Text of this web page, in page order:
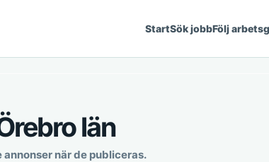
StartSök jobbFölj
län
när de publiceras.